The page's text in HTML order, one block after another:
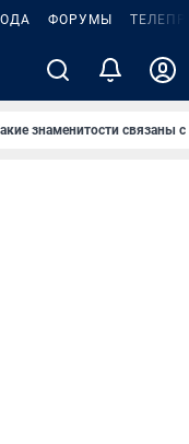
ФОРУМЫ
знаменитости связаны